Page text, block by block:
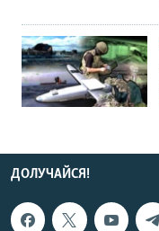
ДОЛУЧАЙСЯ!